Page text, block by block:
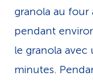
granola au four
pendant
le granola avec
minutes.